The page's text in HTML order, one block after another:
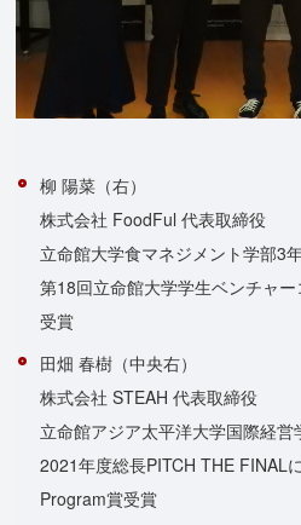
柳 陽菜（右）
株式会社 FoodFul 代表取締役
立命館大学食マネジメント学部3
第18回立命館大学学生ベンチャ
受賞
田畑 春樹（中央右）
株式会社 STEAH 代表取締役
立命館アジア太平洋大学国際経営
2021年度総長PITCH THE FINAL
Program賞受賞